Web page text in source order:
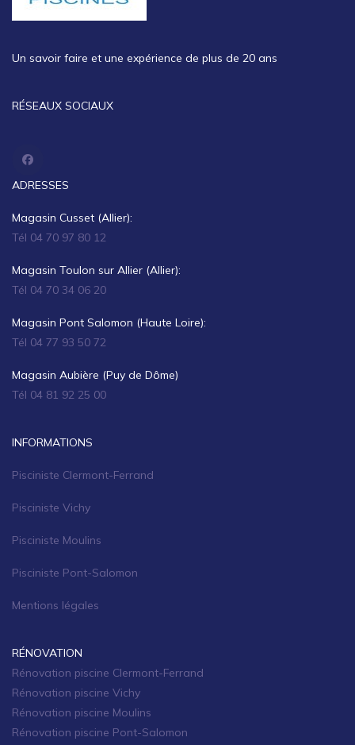
Un savoir faire et une expérience de plus de 20 ans
RÉSEAUX SOCIAUX
ADRESSES
Magasin Cusset (Allier):
Tél 04 70 97 80 12
Magasin Toulon sur Allier (Allier):
Tél 04 70 34 06 20
Magasin Pont Salomon (Haute Loire):
Tél 04 77 93 50 72
Magasin Aubière (Puy de Dôme)
Tél 04 81 92 25 00
INFORMATIONS
Pisciniste Clermont-Ferrand
Pisciniste Vichy
Pisciniste Moulins
Pisciniste Pont-Salomon
Mentions légales
RÉNOVATION
Rénovation piscine Clermont-Ferrand
Rénovation piscine Vichy
Rénovation piscine Moulins
Rénovation piscine Pont-Salomon